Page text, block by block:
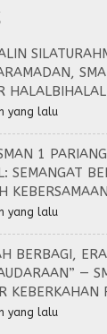
HALALBIHALAL
yang lalu
1
SEMANGAT
yang lalu
BERBAGI,
—
KEBERKAHAN
yang lalu